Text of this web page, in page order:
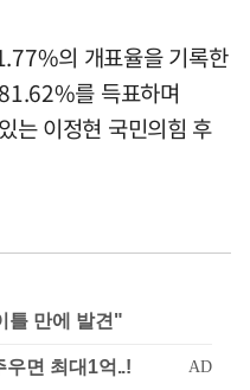
의 개표율을 기록한
를 득표하며
는 이정현 국민의힘 후
틀 만에 발견"